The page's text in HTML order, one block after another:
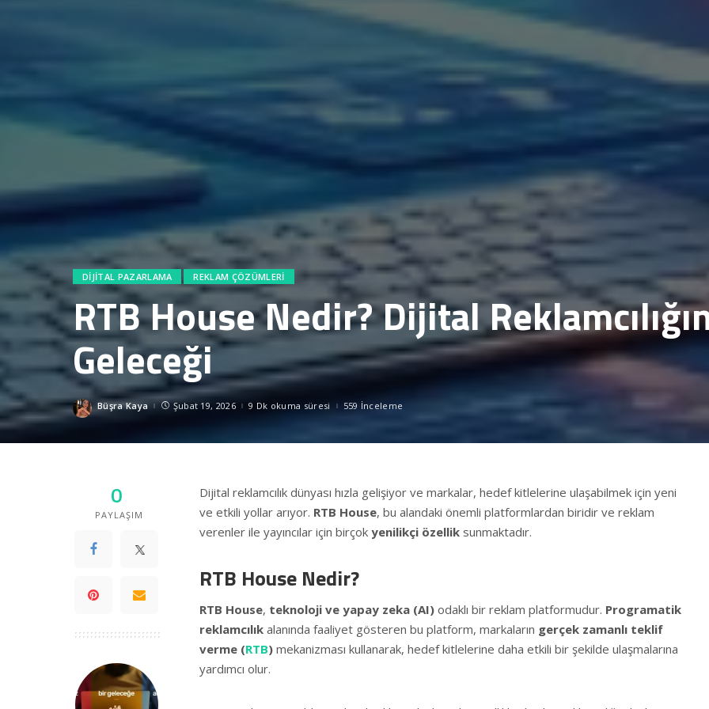
DIJITAL PAZARLAMA REKLAM ÇÖZÜMLERI
RTB House Nedir? Dijital
Geleceği
Posted
by
Büşra Kaya Şubat 19, 2026 9 Dk okuma süresi 559 İnceleme
0
PAYLAŞIM
Dijital reklamcılık dünyası hızla gelişiyor ve markalar, hedef kitlelerine ulaşabilmek için yeni
ve etkili yollar arıyor. RTB House, bu alandaki önemli platformlardan biridir ve reklam
verenler ile yayıncılar için birçok yenilikçi özellik sunmaktadır.
RTB House Nedir?
RTB House, teknoloji ve yapay zeka (AI) odaklı bir reklam platformudur. Programatik
reklamcılık alanında faaliyet gösteren bu platform, markaların gerçek zamanlı teklif
verme (RTB) mekanizması kullanarak, hedef kitlelerine daha etkili bir şekilde ulaşmalarına
yardımcı olur.